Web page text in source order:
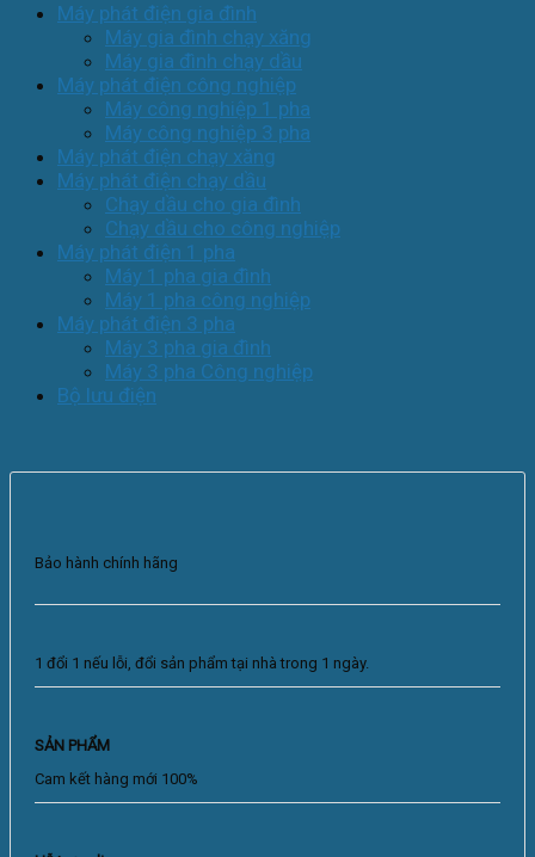
Máy phát điện gia đình
Máy gia đình chạy xăng
Máy gia đình chạy dầu
Máy phát điện công nghiệp
Máy công nghiệp 1 pha
Máy công nghiệp 3 pha
Máy phát điện chạy xăng
Máy phát điện chạy dầu
Chạy dầu cho gia đình
Chạy dầu cho công nghiệp
Máy phát điện 1 pha
Máy 1 pha gia đình
Máy 1 pha công nghiệp
Máy phát điện 3 pha
Máy 3 pha gia đình
Máy 3 pha Công nghiệp
Bộ lưu điện
Bảo hành chính hãng
1 đổi 1 nếu lỗi, đổi sản phẩm tại nhà trong 1 ngày.
SẢN PHẨM
Cam kết hàng mới 100%